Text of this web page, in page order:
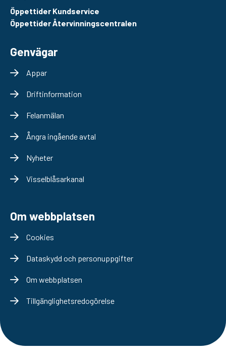
Öppettider Kundservice
Öppettider Återvinningscentralen
Genvägar
Appar
Driftinformation
Felanmälan
Ångra ingående avtal
Nyheter
Visselblåsarkanal
Om webbplatsen
Cookies
Dataskydd och personuppgifter
Om webbplatsen
Tillgänglighetsredogörelse